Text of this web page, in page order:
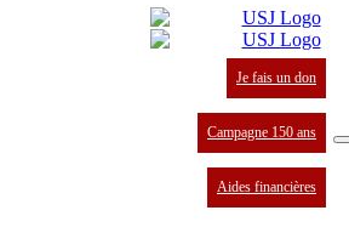
Je fais un don
Campagne 150 ans
Aides financières